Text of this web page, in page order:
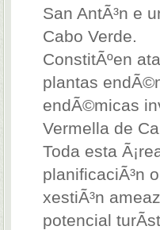
San AntÃ³n e
Cabo Verde.
ConstitÃºen
plantas
endÃ©micas
Vermella de
Toda esta
planificaciÃ³n
xestiÃ³n
potencial